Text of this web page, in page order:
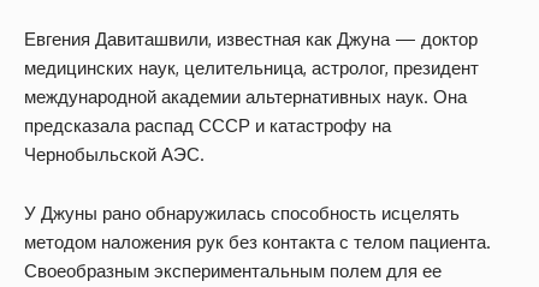
Евгения Давиташвили, известная как Джуна — доктор
медицинских наук, целительница, астролог, президент
международной академии альтернативных наук. Она
предсказала распад СССР и катастрофу на
Чернобыльской АЭС.
У Джуны рано обнаружилась способность исцелять
методом наложения рук без контакта с телом пациента.
Своеобразным экспериментальным полем для ее